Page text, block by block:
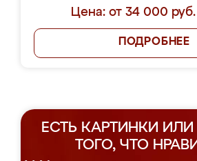
Цена: от 34 000
ПОДРОБНЕЕ
ЕСТЬ КАРТИНКИ
ТОГО, ЧТО